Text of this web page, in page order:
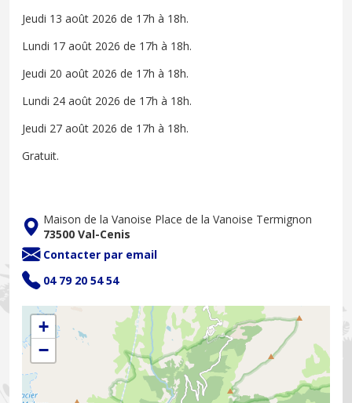
Jeudi 13 août 2026 de 17h à 18h.
Lundi 17 août 2026 de 17h à 18h.
Jeudi 20 août 2026 de 17h à 18h.
Lundi 24 août 2026 de 17h à 18h.
Jeudi 27 août 2026 de 17h à 18h.
Gratuit.
Maison de la Vanoise Place de la Vanoise Termignon
73500 Val-Cenis
Contacter par email
04 79 20 54 54
+
−